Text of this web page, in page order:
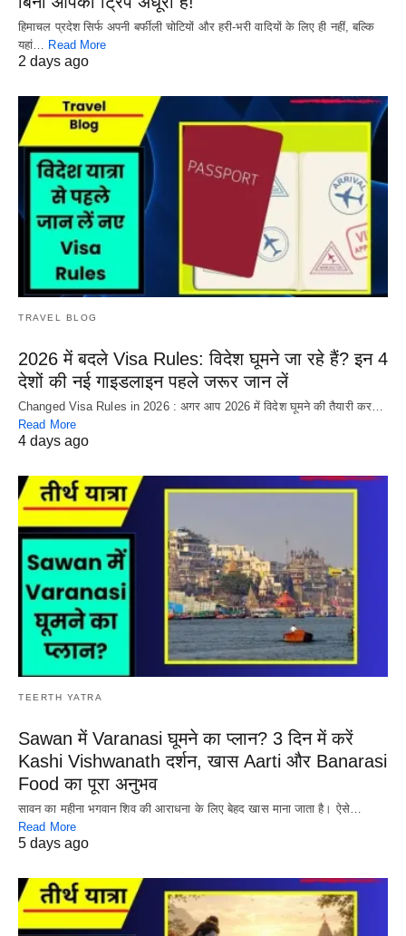
हिमाचल प्रदेश सिर्फ अपनी बर्फीली चोटियों और हरी-भरी वादियों के लिए ही नहीं, बल्कि
यहां… Read More
2 days ago
TRAVEL BLOG
2026 में बदले Visa Rules: विदेश घूमने जा रहे हैं? इन 4
देशों की नई गाइडलाइन पहले जरूर जान लें
Changed Visa Rules in 2026 : अगर आप 2026 में विदेश घूमने की तैयारी कर…
Read More
4 days ago
TEERTH YATRA
Sawan में Varanasi घूमने का प्लान? 3 दिन में करें
Kashi Vishwanath दर्शन, खास Aarti और Banarasi
Food का पूरा अनुभव
सावन का महीना भगवान शिव की आराधना के लिए बेहद खास माना जाता है। ऐसे…
Read More
5 days ago